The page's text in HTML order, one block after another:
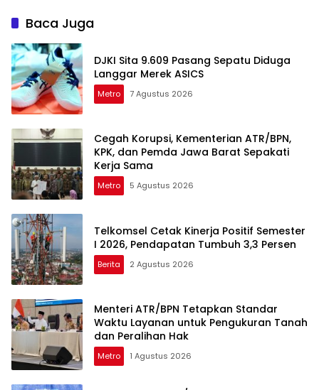
Baca Juga
DJKI Sita 9.609 Pasang Sepatu Diduga
Langgar Merek ASICS
Metro 7 Agustus 2026
Cegah Korupsi, Kementerian ATR/BPN,
KPK, dan Pemda Jawa Barat Sepakati
Kerja Sama
Metro 5 Agustus 2026
Telkomsel Cetak Kinerja Positif Semester
I 2026, Pendapatan Tumbuh 3,3 Persen
Berita 2 Agustus 2026
Menteri ATR/BPN Tetapkan Standar
Waktu Layanan untuk Pengukuran Tanah
dan Peralihan Hak
Metro 1 Agustus 2026